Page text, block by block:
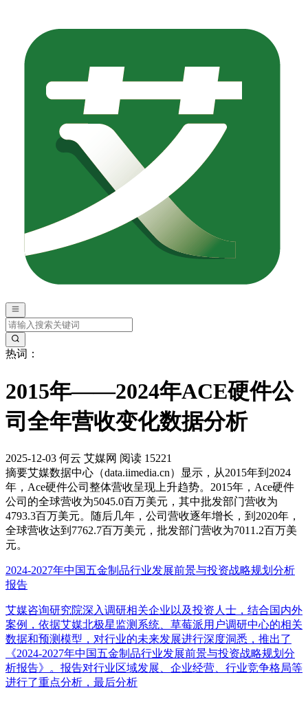
热词：
2015年——2024年ACE硬件公
司全年营收变化数据分析
2025-12-03 何云 艾媒网 阅读 15221
摘要艾媒数据中心（data.iimedia.cn）显示，从2015年到2024
年，Ace硬件公司整体营收呈现上升趋势。2015年，Ace硬件
公司的全球营收为5045.0百万美元，其中批发部门营收为
4793.3百万美元。随后几年，公司营收逐年增长，到2020年，
全球营收达到7762.7百万美元，批发部门营收为7011.2百万美
元。
2024-2027年中国五金制品行业发展前景与投资战略规划分析
报告
艾媒咨询研究院深入调研相关企业以及投资人士，结合国内外
案例，依据艾媒北极星监测系统、草莓派用户调研中心的相关
数据和预测模型，对行业的未来发展进行深度洞悉，推出了
《2024-2027年中国五金制品行业发展前景与投资战略规划分
析报告》。报告对行业区域发展、企业经营、行业竞争格局等
进行了重点分析，最后分析